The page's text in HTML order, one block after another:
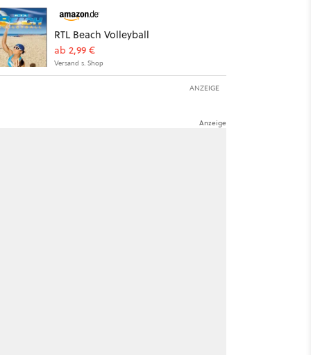
RTL Beach Volleyball
ab 2,99 €
Versand s. Shop
ANZEIGE